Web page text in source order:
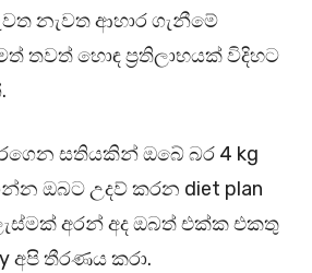
නැවත ආහාර ගැනීමේ
තවත් හොඳ ප්‍රතිලාභයක් විදිහට
සතියකින් ඔබේ බර 4 kg
ඔබට උදව් කරන diet plan
අරන් අද ඔබත් එක්ක එකතු
අපි තීරණය කරා.